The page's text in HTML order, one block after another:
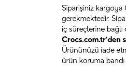
Siparişiniz kargoya
gerekmektedir.
iç süreçlerine
Crocs.com.tr’den
Ürününüzü iade
ürün koruma